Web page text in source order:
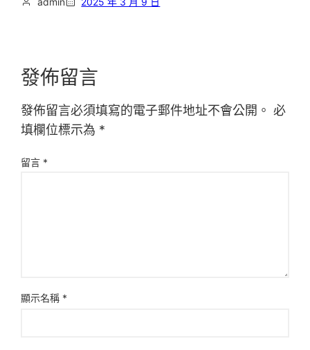
發佈留言
發佈留言必須填寫的電子郵件地址不會公開。 必
填欄位標示為 *
留言 *
顯示名稱 *